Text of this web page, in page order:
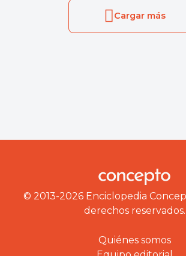
Cargar más
© 2013-2026 Enciclopedia
derechos reservados.
Quiénes somos